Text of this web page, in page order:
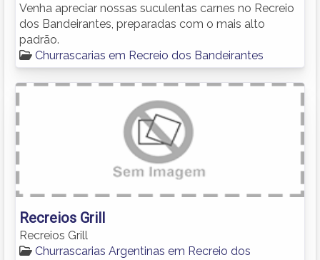
Venha apreciar nossas suculentas carnes no Recreio
dos Bandeirantes, preparadas com o mais alto
padrão.
Churrascarias em Recreio dos Bandeirantes
Recreios Grill
Recreios Grill
Churrascarias Argentinas em Recreio dos